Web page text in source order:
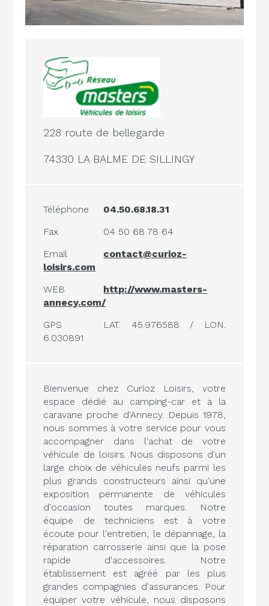
228 route de bellegarde
74330 LA BALME DE SILLINGY
Téléphone
04.50.68.18.31
Fax
04 50 68 78 64
Email
contact@curioz-
loisirs.com
WEB
http://www.masters-
annecy.com/
GPS
LAT. 45.976588 / LON.
6.030891
Bienvenue chez Curioz Loisirs, votre
espace dédié au camping-car et à la
caravane proche d'Annecy. Depuis 1978,
nous sommes à votre service pour vous
accompagner dans l'achat de votre
véhicule de loisirs. Nous disposons d'un
large choix de véhicules neufs parmi les
plus grands constructeurs ainsi qu'une
exposition permanente de véhicules
d'occasion toutes marques. Notre
équipe de techniciens est à votre
écoute pour l'entretien, le dépannage, la
réparation carrosserie ainsi que la pose
rapide d'accessoires. Notre
établissement est agréé par les plus
grandes compagnies d'assurances. Pour
équiper votre véhicule, nous disposons